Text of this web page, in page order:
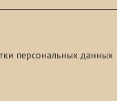
персональных данных